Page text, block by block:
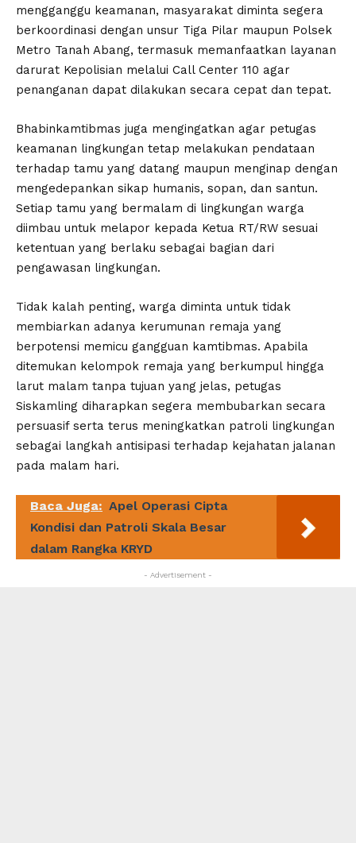
mengganggu keamanan, masyarakat diminta segera
berkoordinasi dengan unsur Tiga Pilar maupun Polsek
Metro Tanah Abang, termasuk memanfaatkan layanan
darurat Kepolisian melalui Call Center 110 agar
penanganan dapat dilakukan secara cepat dan tepat.
Bhabinkamtibmas juga mengingatkan agar petugas
keamanan lingkungan tetap melakukan pendataan
terhadap tamu yang datang maupun menginap dengan
mengedepankan sikap humanis, sopan, dan santun.
Setiap tamu yang bermalam di lingkungan warga
diimbau untuk melapor kepada Ketua RT/RW sesuai
ketentuan yang berlaku sebagai bagian dari
pengawasan lingkungan.
Tidak kalah penting, warga diminta untuk tidak
membiarkan adanya kerumunan remaja yang
berpotensi memicu gangguan kamtibmas. Apabila
ditemukan kelompok remaja yang berkumpul hingga
larut malam tanpa tujuan yang jelas, petugas
Siskamling diharapkan segera membubarkan secara
persuasif serta terus meningkatkan patroli lingkungan
sebagai langkah antisipasi terhadap kejahatan jalanan
pada malam hari.
Baca Juga: Apel Operasi Cipta
Kondisi dan Patroli Skala Besar
dalam Rangka KRYD
- Advertisement -